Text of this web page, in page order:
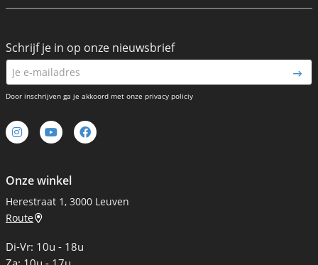
Onze winkel
Herestraat 1, 3000 Leuven
Route
Di-Vr: 10u - 18u
Schrijf je in op onze nieuwsbrief
Door inschrijven ga je akkoord met onze privacy policiy